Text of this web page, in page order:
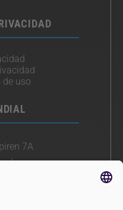
de uso
7A